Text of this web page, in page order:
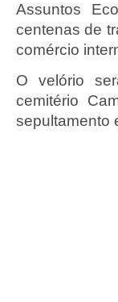
Assuntos
centenas de
comércio
O velório
cemitério
sepultamento